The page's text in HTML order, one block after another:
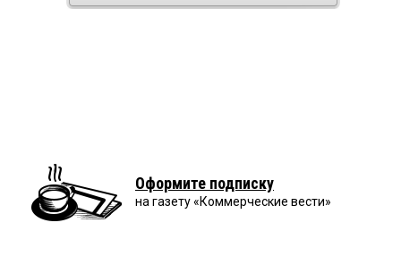
Оформите подписку
на газету «Коммерческие вести»